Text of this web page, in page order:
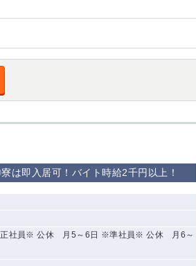
は即入居可！バイト時給2千円以上！
※正社員※ 公休 月5～6日 ※準社員※ 公休 月6～